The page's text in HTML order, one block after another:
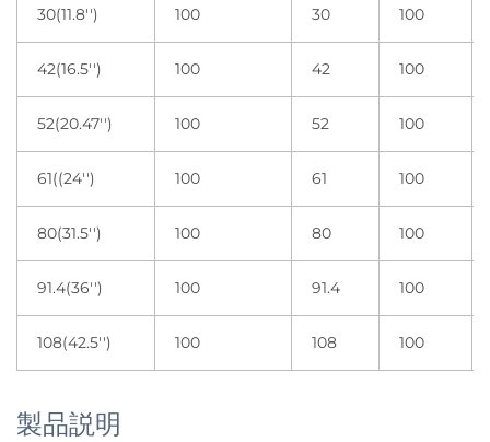
30(11.8'') 100 30 100
42(16.5'') 100 42 100
52(20.47'') 100 52 100
61((24'') 100 61 100
80(31.5'') 100 80 100
91.4(36'') 100 91.4 100
108(42.5'') 100 108 100
製品説明